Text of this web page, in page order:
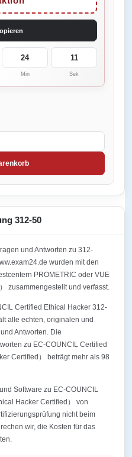
24
Min
11
Sek
312-50
und Antworten zu 312-
wurden mit den
PROMETRIC oder VUE
zusammengestellt und verfasst.
Certified Ethical Hacker 312-
alle echten, originalen und
Antworten. Die
zu EC-COUNCIL Certified
Certified） beträgt mehr als 98
Software zu EC-COUNCIL
Hacker Certified） von
nicht beim
wir, die Kosten für das